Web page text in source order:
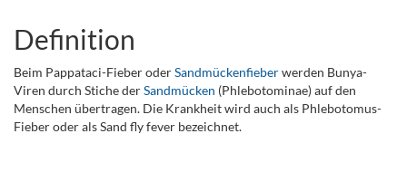
Definition
Beim Pappataci-Fieber oderSandmückenfieberwerden Bunya-
Viren durch Stiche derSandmücken (Phlebotominae) auf den
Menschen übertragen. Die Krankheit wird auch als Phlebotomus-
Fieber oder als Sand fly fever bezeichnet.